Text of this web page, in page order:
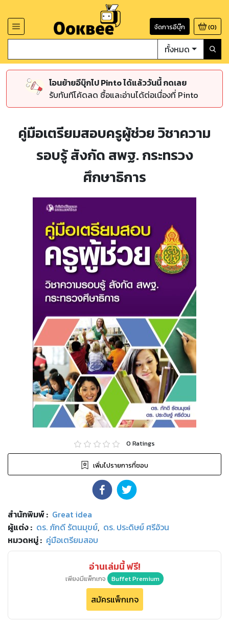
จัดการอีบุ๊ก (0)
ทั้งหมด
โอนย้ายอีบุ๊กไป Pinto ได้แล้ววันนี้ กดเลย
รับทันทีโค้ดลด ซื้อและอ่านได้ต่อเนื่องที่ Pinto
คู่มือเตรียมสอบครูผู้ช่วย วิชาความ
รอบรู้ สังกัด สพฐ. กระทรวง
ศึกษาธิการ
0 Ratings
เพิ่มไปรายการที่ชอบ
สำนักพิมพ์: Great idea
ผู้แต่ง : ดร. ภักดี รัตนมุขย์, ดร. ประดิษย์ ศรีอ้วน
หมวดหมู่: คู่มือเตรียมสอบ
อ่านเล่มนี้ ฟรี!
เพียงมีแพ็กเกจ Buffet Premium
สมัครแพ็กเกจ